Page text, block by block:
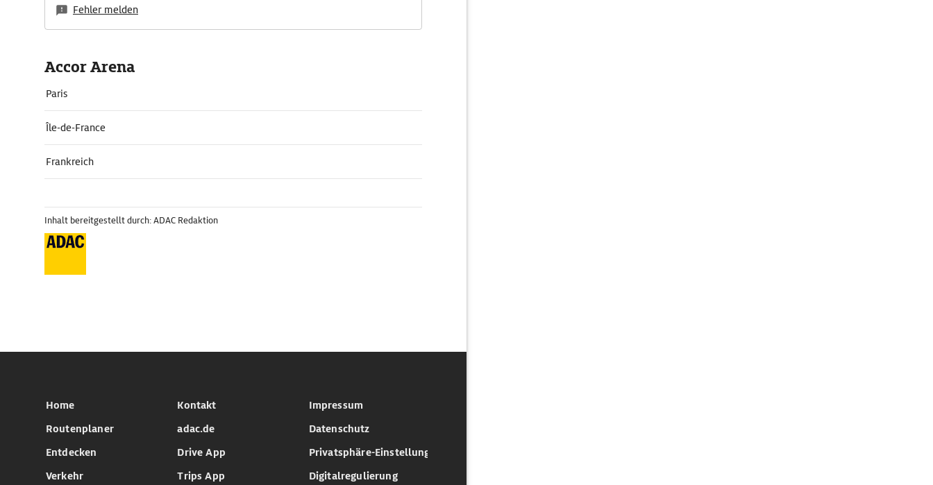
Fehler melden
Accor Arena
Paris
Île-de-France
Frankreich
Inhalt bereitgestellt durch: ADAC Redaktion
Home
Routenplaner
Entdecken
Verkehr
Kontakt
adac.de
Drive App
Trips App
Impressum
Datenschutz
Privatsphäre-Einstellungen
Digitalregulierung